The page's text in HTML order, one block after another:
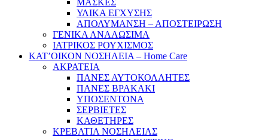
ΜΑΣΚΕΣ
ΥΛΙΚΑ ΕΓΧΥΣΗΣ
ΑΠΟΛΥΜΑΝΣΗ – ΑΠΟΣΤΕΙΡΩΣΗ
ΓΕΝΙΚΑ ΑΝΑΛΩΣΙΜΑ
ΙΑΤΡΙΚΟΣ ΡΟΥΧΙΣΜΟΣ
ΚΑΤ’ΟΙΚΟΝ ΝΟΣΗΛΕΙΑ – Home Care
ΑΚΡΑΤΕΙΑ
ΠΑΝΕΣ ΑΥΤΟΚΟΛΛΗΤΕΣ
ΠΑΝΕΣ ΒΡΑΚΑΚΙ
ΥΠΟΣΕΝΤΟΝΑ
ΣΕΡΒΙΕΤΕΣ
ΚΑΘΕΤΗΡΕΣ
ΚΡΕΒΑΤΙΑ ΝΟΣΗΛΕΙΑΣ